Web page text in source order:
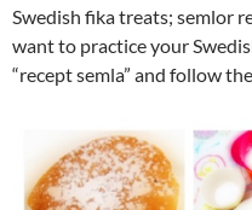
Swedish fika treats; semlor
want to practice your
“recept semla” and follow